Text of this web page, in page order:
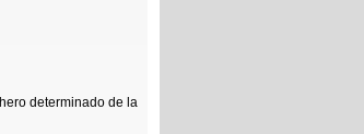
determinado de la